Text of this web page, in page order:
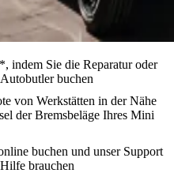
*, indem Sie die Reparatur oder
buchen
von Werkstätten in der Nähe
der Bremsbeläge Ihres Mini
buchen und unser Support
brauchen